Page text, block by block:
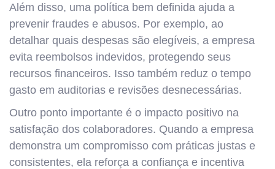
Além disso, uma política bem definida ajuda a
prevenir fraudes e abusos. Por exemplo, ao
detalhar quais despesas são elegíveis, a empresa
evita reembolsos indevidos, protegendo seus
recursos financeiros. Isso também reduz o tempo
gasto em auditorias e revisões desnecessárias.
Outro ponto importante é o impacto positivo na
satisfação dos colaboradores. Quando a empresa
demonstra um compromisso com práticas justas e
consistentes, ela reforça a confiança e incentiva